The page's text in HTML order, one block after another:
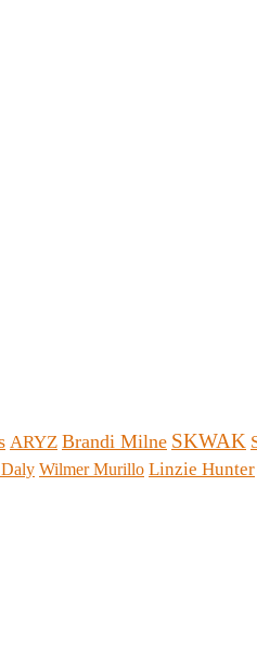
ARYZ Brandi Milne SKWAK
Wilmer Murillo Linzie Hunter